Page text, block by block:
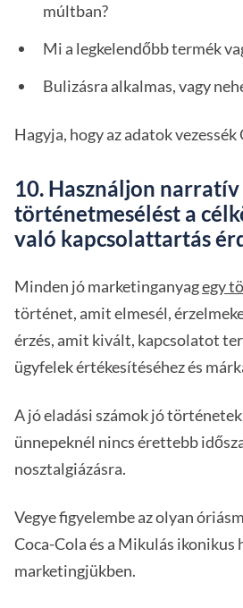
múltban?
Mi a legkelendőbb termék
Bulizásra alkalmas, vagy
Hagyja, hogy az adatok vezessék
10. Használjon narratív
történetmesélést a
való kapcsolattartás
Minden jó marketinganyagegy
történet, amit elmesél,
érzés, amit kivált, kapcsolatot
ügyfelek értékesítéséhez és
A jó eladási számok jó
ünnepeknél nincs érettebb
nosztalgiázásra.
Vegye figyelembe az olyan
Coca-Cola és a Mikulás ikonikus
marketingjükben.